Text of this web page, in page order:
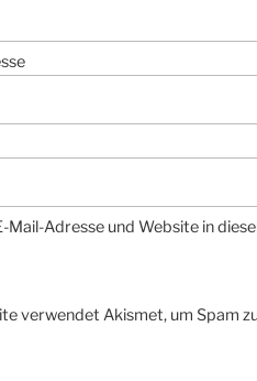
Mail-Adresse und Website in
verwendet Akismet, um Spam